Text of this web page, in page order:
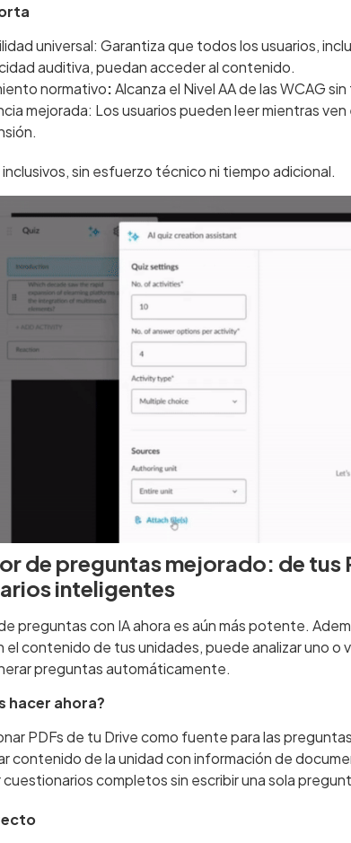
universal: Garantiza que todos los usuarios,
auditiva, puedan acceder al contenido.
normativo:Alcanza el Nivel AA de las WCAG
mejorada: Los usuarios pueden leer mientras
sin esfuerzo técnico ni tiempo adicional.
de preguntas mejorado: de tus
inteligentes
preguntas con IA ahora es aún más potente.
el contenido de tus unidades, puede analizar uno o
preguntas automáticamente.
hacer ahora?
PDFs de tu Drive como fuente para las
contenido de la unidad con información de
completos sin escribir una sola